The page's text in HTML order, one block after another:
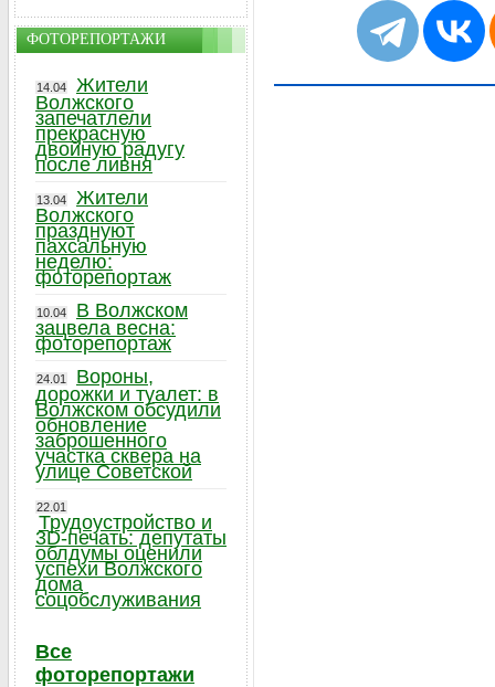
ФОТОРЕПОРТАЖИ
14.04
Жители
Волжского
запечатлели
прекрасную
двойную радугу
после ливня
13.04
Жители
Волжского
празднуют
пахсальную
неделю:
фоторепортаж
10.04
В Волжском
зацвела весна:
фоторепортаж
24.01
Вороны,
дорожки и туалет: в
Волжском обсудили
обновление
заброшенного
участка сквера на
улице Советской
22.01
Трудоустройство и
3D-печать: депутаты
облдумы оценили
успехи Волжского
дома
соцобслуживания
Все
фоторепортажи